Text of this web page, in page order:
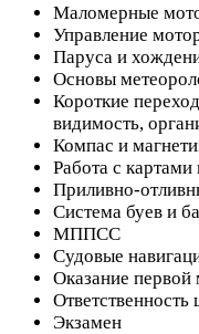
Маломерные
Управление
Паруса и
Основы
Короткие
видимость,
Компас и
Работа с
Приливно-
Система буев и
МППСС
Судовые
Оказание
Экзамен